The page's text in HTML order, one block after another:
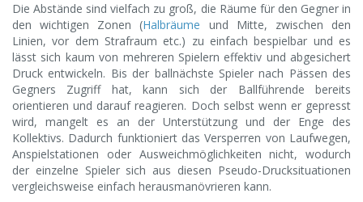
Die Abstände sind vielfach zu groß, die Räume für den Gegner in
den wichtigen Zonen (Halbräume und Mitte, zwischen den
Linien, vor dem Strafraum etc.) zu einfach bespielbar und es
lässt sich kaum von mehreren Spielern effektiv und abgesichert
Druck entwickeln. Bis der ballnächste Spieler nach Pässen des
Gegners Zugriff hat, kann sich der Ballführende bereits
orientieren und darauf reagieren. Doch selbst wenn er gepresst
wird, mangelt es an der Unterstützung und der Enge des
Kollektivs. Dadurch funktioniert das Versperren von Laufwegen,
Anspielstationen oder Ausweichmöglichkeiten nicht, wodurch
der einzelne Spieler sich aus diesen Pseudo-Drucksituationen
vergleichsweise einfach herausmanövrieren kann.